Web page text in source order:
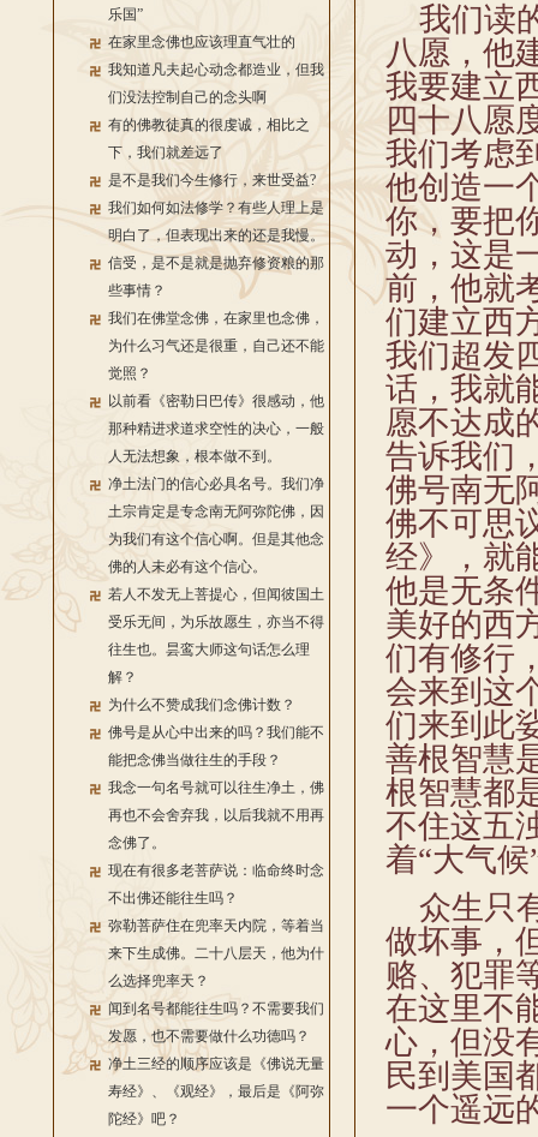
乐国”
在家里念佛也应该理直气壮的
我知道凡夫起心动念都造业，但我
们没法控制自己的念头啊
有的佛教徒真的很虔诚，相比之
下，我们就差远了
是不是我们今生修行，来世受益?
我们如何如法修学？有些人理上是
明白了，但表现出来的还是我慢。
信受，是不是就是抛弃修资粮的那
些事情？
我们在佛堂念佛，在家里也念佛，
为什么习气还是很重，自己还不能
觉照？
以前看《密勒日巴传》很感动，他
那种精进求道求空性的决心，一般
人无法想象，根本做不到。
净土法门的信心必具名号。我们净
土宗肯定是专念南无阿弥陀佛，因
为我们有这个信心啊。但是其他念
佛的人未必有这个信心。
若人不发无上菩提心，但闻彼国土
受乐无间，为乐故愿生，亦当不得
往生也。昙鸾大师这句话怎么理
解？
为什么不赞成我们念佛计数？
佛号是从心中出来的吗？我们能不
能把念佛当做往生的手段？
我念一句名号就可以往生净土，佛
再也不会舍弃我，以后我就不用再
念佛了。
现在有很多老菩萨说：临命终时念
不出佛还能往生吗？
弥勒菩萨住在兜率天内院，等着当
来下生成佛。二十八层天，他为什
么选择兜率天？
闻到名号都能往生吗？不需要我们
发愿，也不需要做什么功德吗？
净土三经的顺序应该是《佛说无量
寿经》、《观经》，最后是《阿弥
陀经》吧？
我们读
八愿，他
我要建立
四十八愿
我们考虑
他创造一
你，要把
动，这是
前，他就
们建立西
我们超发
话，我就
愿不达成
告诉我们
佛号南无
佛不可思
经》，就
他是无条
美好的西
们有修行
会来到这
们来到此
善根智慧
根智慧都
不住这五
着“大气候
众生只
做坏事，
赂、犯罪
在这里不
心，但没
民到美国
一个遥远